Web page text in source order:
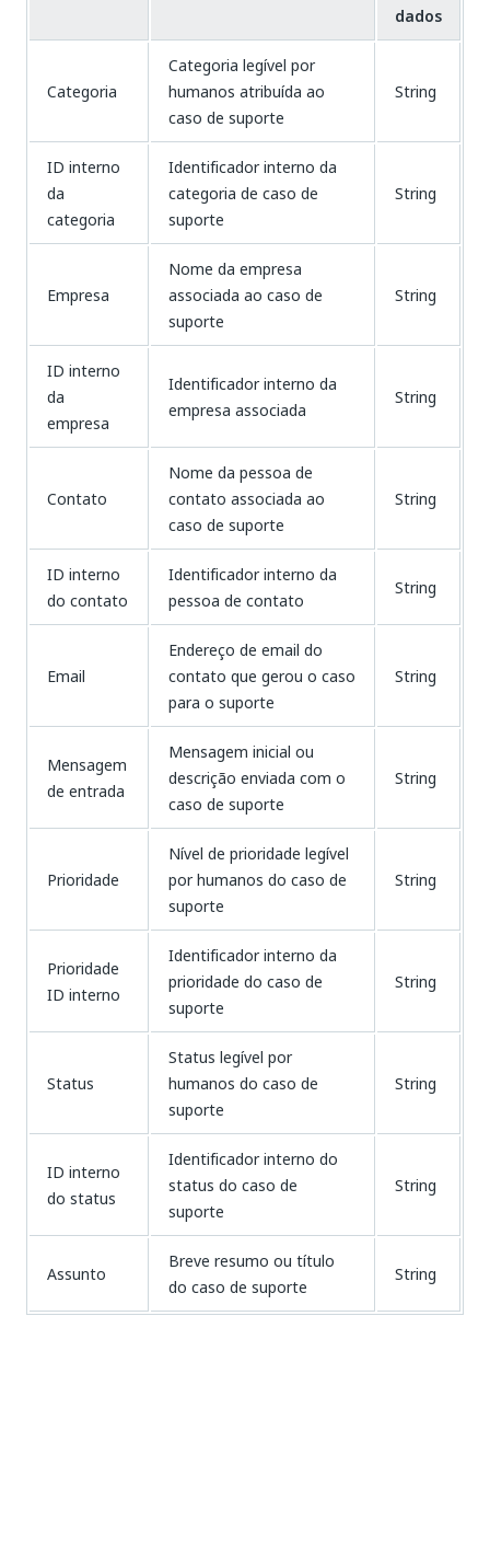
dados
Categoria
Categoria legível por
humanos atribuída ao
caso de suporte
String
ID interno
da
categoria
Identificador interno da
categoria de caso de
suporte
String
Empresa
Nome da empresa
associada ao caso de
suporte
String
ID interno
da
empresa
Identificador interno da
empresa associada
String
Contato
Nome da pessoa de
contato associada ao
caso de suporte
String
ID interno
do contato
Identificador interno da
pessoa de contato
String
Email
Endereço de email do
contato que gerou o caso
para o suporte
String
Mensagem
de entrada
Mensagem inicial ou
descrição enviada com o
caso de suporte
String
Prioridade
Nível de prioridade legível
por humanos do caso de
suporte
String
Prioridade
ID interno
Identificador interno da
prioridade do caso de
suporte
String
Status
Status legível por
humanos do caso de
suporte
String
ID interno
do status
Identificador interno do
status do caso de
suporte
String
Assunto
Breve resumo ou título
do caso de suporte
String